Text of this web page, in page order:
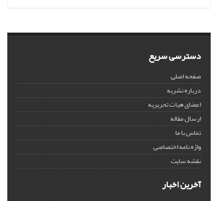
دسترسی سریع
صفحه اصلی
درباره نشریه
اعضای هیات تحریریه
ارسال مقاله
تماس با ما
واژه نامه اختصاصی
نقشه سایت
آخرین اخبار